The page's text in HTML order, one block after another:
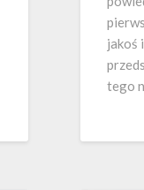
jakoś
tego